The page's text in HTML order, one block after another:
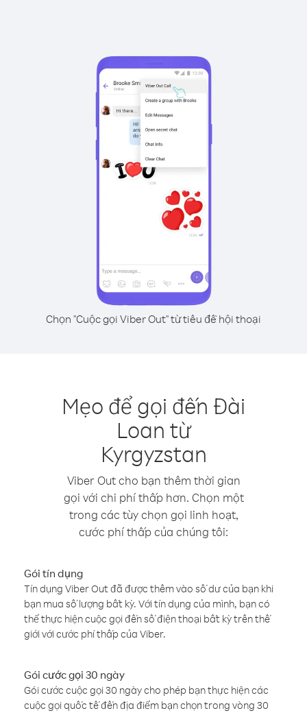
Chọn "Cuộc gọi Viber Out" từ tiêu đề hội thoại
Mẹo để gọi đến Đài
Loan từ
Kyrgyzstan
Viber Out cho bạn thêm thời gian
gọi với chi phí thấp hơn. Chọn một
trong các tùy chọn gọi linh hoạt,
cước phí thấp của chúng tôi:
Gói tín dụng
Tín dụng Viber Out đã được thêm vào số dư của bạn khi
bạn mua số lượng bất kỳ. Với tín dụng của mình, bạn có
thể thực hiện cuộc gọi đến số điện thoại bất kỳ trên thế
giới với cước phí thấp của Viber.
Gói cước gọi 30 ngày
Gói cước cuộc gọi 30 ngày cho phép bạn thực hiện các
cuộc gọi quốc tế đến địa điểm bạn chọn trong vòng 30